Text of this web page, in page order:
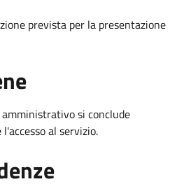
prevista per la presentazione
si conclude
al servizio.